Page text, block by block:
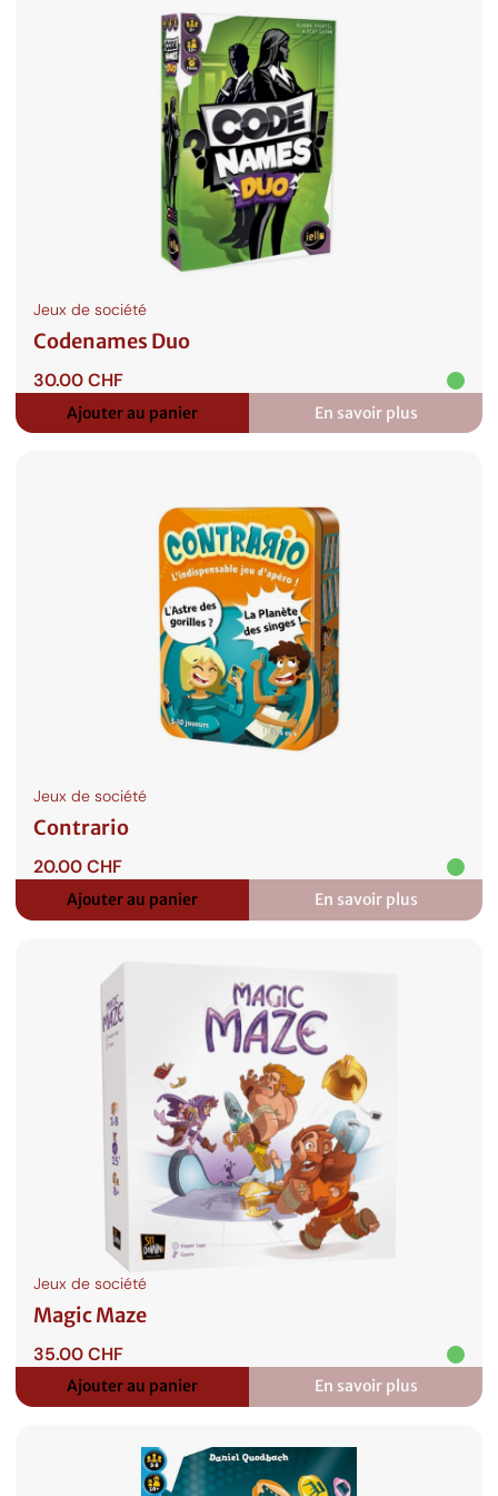
Jeux de société
Codenames Duo
30.00CHF
Ajouter au panier En savoir plus
:
Codenames
Jeux de société
Contrario
20.00CHF
Ajouter au panier En savoir plus
:
Contrario
Jeux de société
Magic Maze
35.00CHF
Ajouter au panier En savoir plus
:
Magic